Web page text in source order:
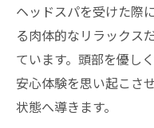
ヘッドスパを受けた際
る肉体的なリラックス
ています。頭部を優し
安心体験を思い起こさ
状態へ導きます。